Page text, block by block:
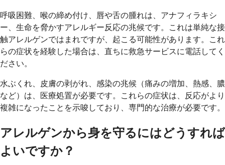
呼吸困難、喉の締め付け、唇や舌の腫れは、アナフィラキシ
ー、生命を脅かすアレルギー反応の兆候です。これは単純な接
触アレルゲンではまれですが、起こる可能性があります。これ
らの症状を経験した場合は、直ちに救急サービスに電話してく
ださい。
水ぶくれ、皮膚の剥がれ、感染の兆候（痛みの増加、熱感、膿
など）は、医療処置が必要です。これらの症状は、反応がより
複雑になったことを示唆しており、専門的な治療が必要です。
アレルゲンから身を守るにはどうすれば
よいですか？